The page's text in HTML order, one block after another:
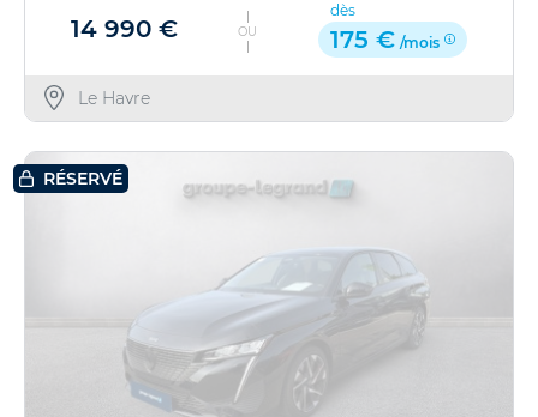
14 990 € OU
dès
175 € /mois
Le Havre
RÉSERVÉ